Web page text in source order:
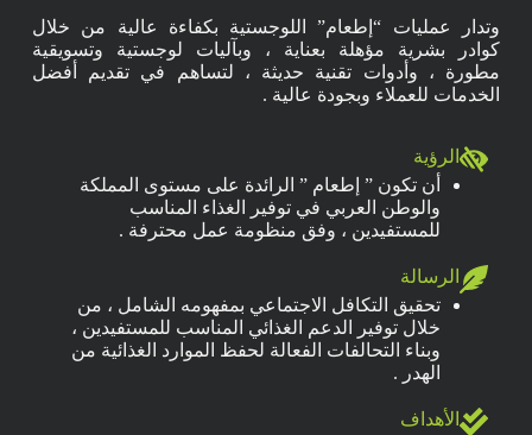
وتدار عمليات “إطعام” اللوجستية بكفاءة عالية من خلال
كوادر بشرية مؤهلة بعناية ، وبآليات لوجستية وتسويقية
مطورة ، وأدوات تقنية حديثة ، لتساهم في تقديم أفضل
الخدمات للعملاء وبجودة عالية .
الرؤية
أن تكون ” إطعام ” الرائدة على مستوى المملكة
والوطن العربي في توفير الغذاء المناسب
للمستفيدين ، وفق منظومة عمل محترفة .
الرسالة
تحقيق التكافل الاجتماعي بمفهومه الشامل ، من
خلال توفير الدعم الغذائي المناسب للمستفيدين ،
وبناء التحالفات الفعالة لحفظ الموارد الغذائية من
الهدر .
الأهداف